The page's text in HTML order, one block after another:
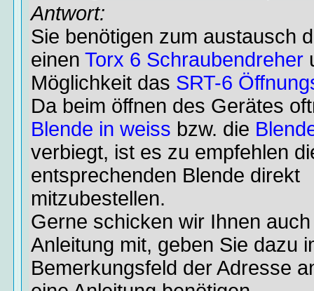
Antwort:
Sie benötigen zum austausch
einen Torx 6 Schraubendreher
Möglichkeit das SRT-6
Da beim öffnen des Gerätes
Blende in weiss bzw. die
verbiegt, ist es zu empfehlen
entsprechenden Blende direkt
mitzubestellen.
Gerne schicken wir Ihnen
Anleitung mit, geben Sie dazu
Bemerkungsfeld der Adresse